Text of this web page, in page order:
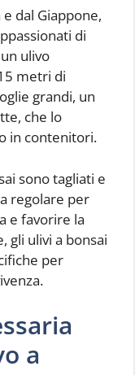
dal Giappone,
di
ulivo
metri di
grandi, un
che lo
in contenitori.
sono tagliati e
regolare per
e favorire la
gli ulivi a bonsai
per
a